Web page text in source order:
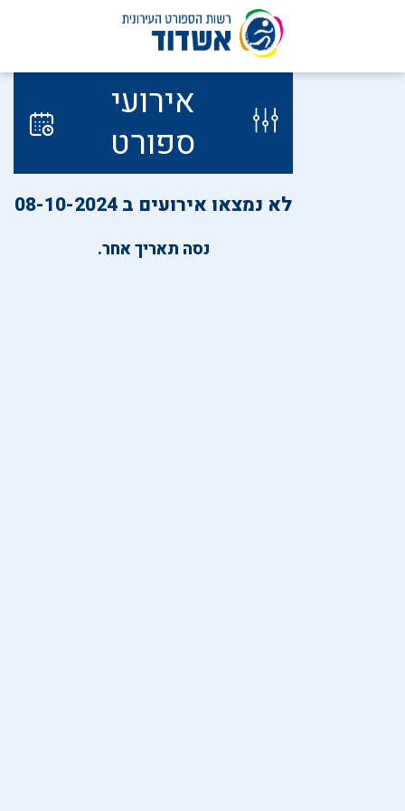
דלג
אירועי
ספורט
לא נמצאו אירועים ב 08-10-2024
נסה תאריך אחר.